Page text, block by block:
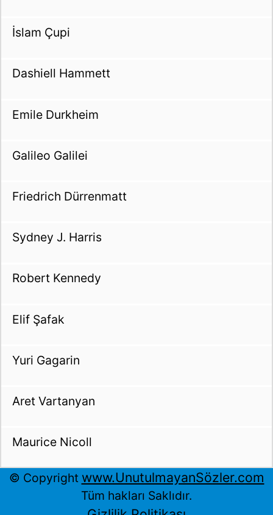
İslam Çupi
Dashiell Hammett
Emile Durkheim
Galileo Galilei
Friedrich Dürrenmatt
Sydney J. Harris
Robert Kennedy
Elif Şafak
Yuri Gagarin
Aret Vartanyan
Maurice Nicoll
© Copyright www.UnutulmayanSözler.com
Tüm hakları Saklıdır.